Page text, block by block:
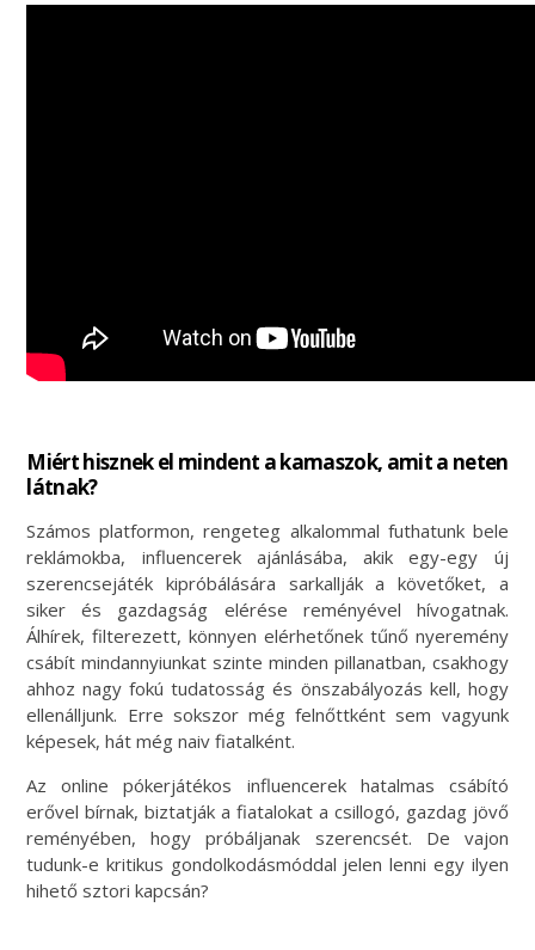
Miért hisznek el mindent a kamaszok, amit a neten
látnak?
Számos platformon, rengeteg alkalommal futhatunk bele
reklámokba, influencerek ajánlásába, akik egy-egy új
szerencsejáték kipróbálására sarkallják a követőket, a
siker és gazdagság elérése reményével hívogatnak.
Álhírek, filterezett, könnyen elérhetőnek tűnő nyeremény
csábít mindannyiunkat szinte minden pillanatban, csakhogy
ahhoz nagy fokú tudatosság és önszabályozás kell, hogy
ellenálljunk. Erre sokszor még felnőttként sem vagyunk
képesek, hát még naiv fiatalként.
Az online pókerjátékos influencerek hatalmas csábító
erővel bírnak, biztatják a fiatalokat a csillogó, gazdag jövő
reményében, hogy próbáljanak szerencsét. De vajon
tudunk-e kritikus gondolkodásmóddal jelen lenni egy ilyen
hihető sztori kapcsán?